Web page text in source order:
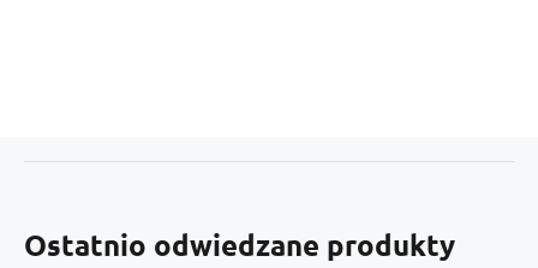
Ostatnio odwiedzane produkty